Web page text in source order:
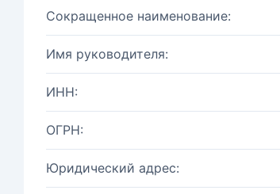
Сокращенное наименование:
Имя руководителя:
ИНН:
ОГРН:
Юридический адрес: